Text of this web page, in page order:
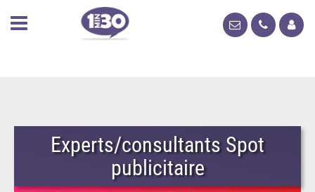
Experts/consultants Spot
publicitaire